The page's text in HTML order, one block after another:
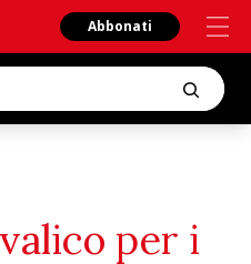
Abbonati
per i